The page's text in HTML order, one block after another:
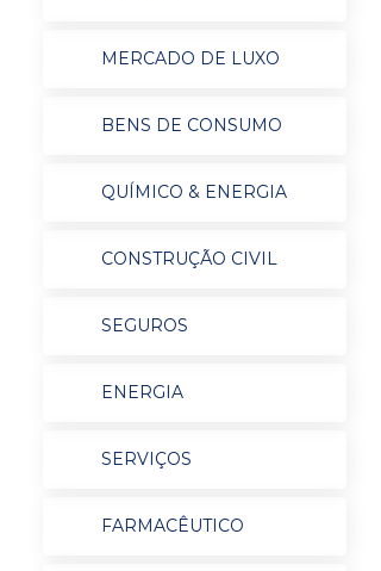
MERCADO DE LUXO
BENS DE CONSUMO
QUÍMICO & ENERGIA
CONSTRUÇÃO CIVIL
SEGUROS
ENERGIA
SERVIÇOS
FARMACÊUTICO